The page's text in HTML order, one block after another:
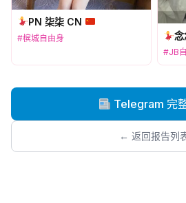
PN 柒柒 CN
#槟城自由身 念
#JB
Telegram 完
← 返回报告列